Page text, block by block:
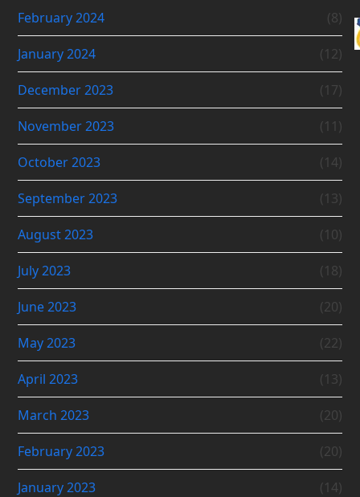
February 2024 (8)
January 2024 (12)
December 2023 (17)
November 2023 (11)
October 2023 (14)
September 2023 (13)
August 2023 (10)
July 2023 (18)
June 2023 (20)
May 2023 (22)
April 2023 (13)
March 2023 (20)
February 2023 (20)
January 2023 (14)